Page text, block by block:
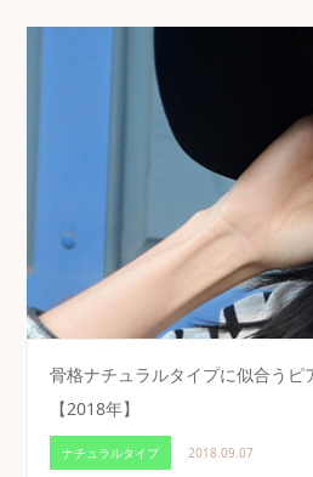
骨格ナチュラルタイプに似合うピ
【2018年】
ナチュラルタイプ 2018.09.07